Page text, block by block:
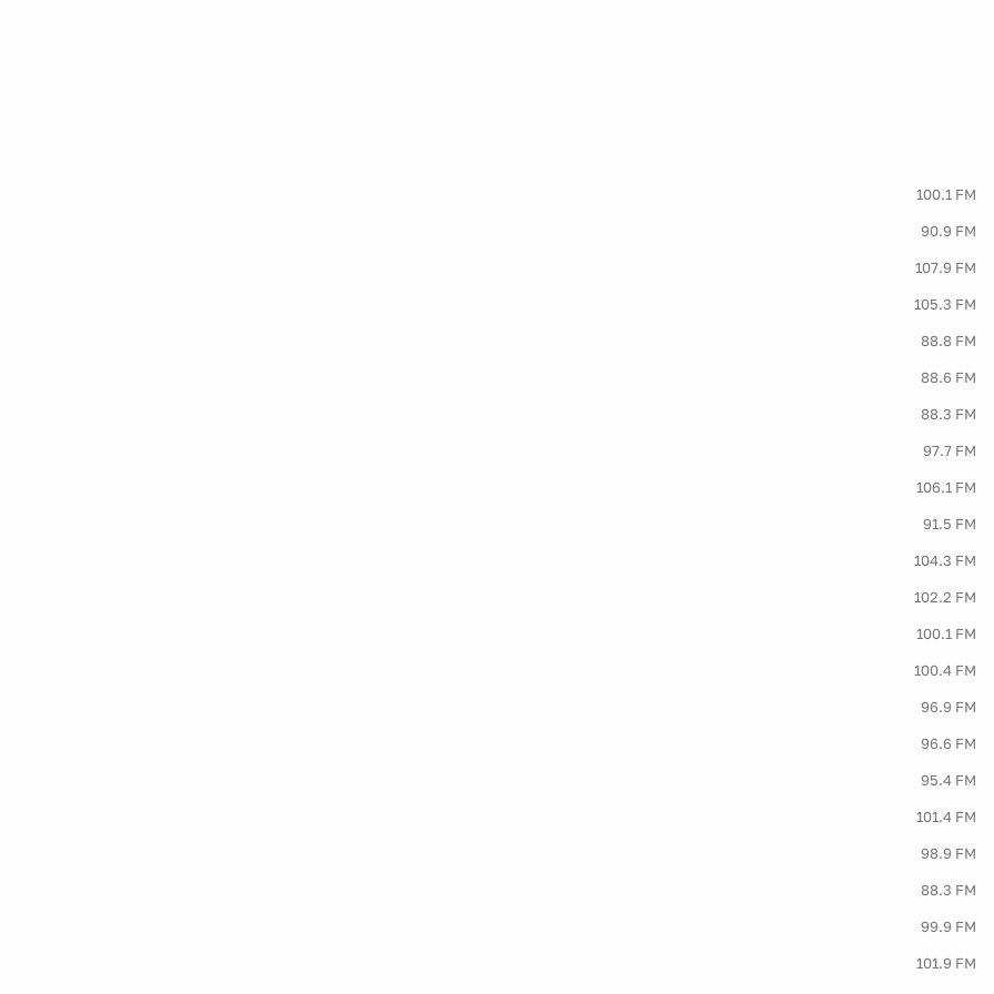
100.1 FM
90.9 FM
107.9 FM
105.3 FM
88.8 FM
88.6 FM
88.3 FM
97.7 FM
106.1 FM
91.5 FM
104.3 FM
102.2 FM
100.1 FM
100.4 FM
96.9 FM
96.6 FM
95.4 FM
101.4 FM
98.9 FM
88.3 FM
99.9 FM
101.9 FM